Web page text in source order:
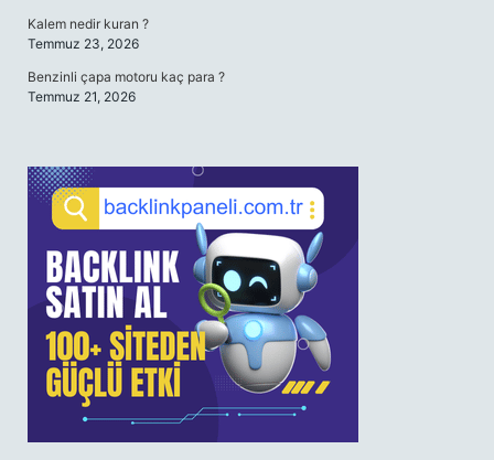
Kalem nedir kuran ?
Temmuz 23, 2026
Benzinli çapa motoru kaç para ?
Temmuz 21, 2026